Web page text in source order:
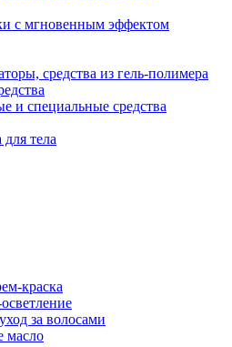
с мгновенным эффектом
средства из гель-полимера
и специальные средства
тела
краска
за волосами
масло